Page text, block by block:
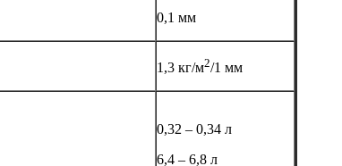
0,1 мм
1,3 кг/м2/1 мм
0,32 – 0,34 л
6,4 – 6,8 л